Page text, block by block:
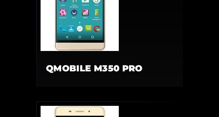
QMOBILE M350 PRO